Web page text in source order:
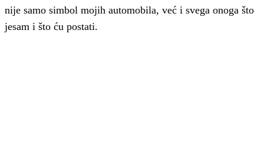
nije samo simbol mojih automobila, već i svega onoga što
jesam i što ću postati.